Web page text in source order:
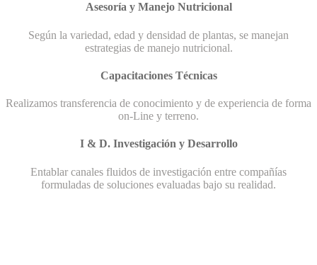
Asesoría y Manejo Nutricional
Según la variedad, edad y densidad de plantas, se manejan
estrategias de manejo nutricional.
Capacitaciones Técnicas
Realizamos transferencia de conocimiento y de experiencia de forma
on-Line y terreno.
I & D. Investigación y Desarrollo
Entablar canales fluidos de investigación entre compañías
formuladas de soluciones evaluadas bajo su realidad.